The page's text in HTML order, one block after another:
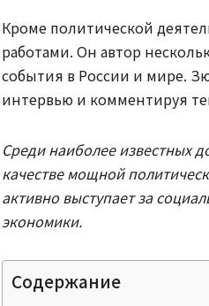
Кроме политической
работами. Он автор
события в России и мире.
интервью и комментируя
Среди наиболее известных
качестве мощной
активно выступает за
экономики.
Содержание